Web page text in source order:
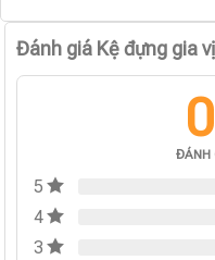
Đánh giá Kệ đựng gia
ĐÁNH
5
4
3